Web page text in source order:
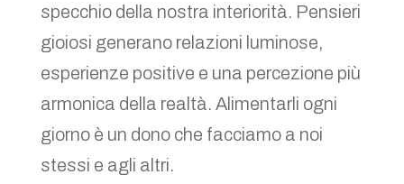
specchio della nostra interiorità. Pensieri
gioiosi generano relazioni luminose,
esperienze positive e una percezione più
armonica della realtà. Alimentarli ogni
giorno è un dono che facciamo a noi
stessi e agli altri.